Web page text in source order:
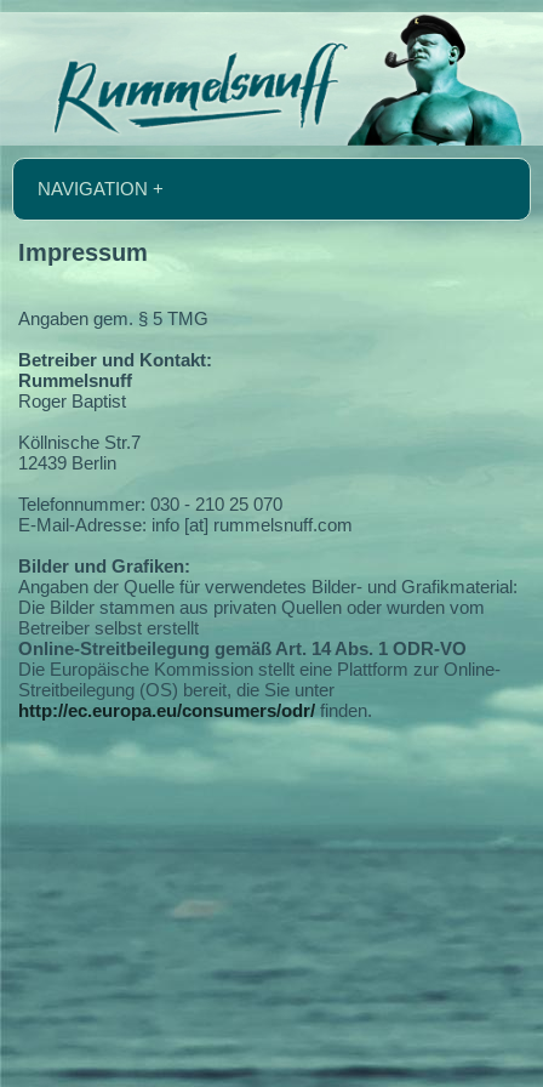
NAVIGATION +
Impressum
Angaben gem. § 5 TMG
Betreiber und Kontakt:
Rummelsnuff
Roger Baptist
Köllnische Str.7
12439 Berlin
Telefonnummer: 030 - 210 25 070
E-Mail-Adresse: info [at] rummelsnuff.com
Bilder und Grafiken:
Angaben der Quelle für verwendetes Bilder- und Grafikmaterial:
Die Bilder stammen aus privaten Quellen oder wurden vom
Betreiber selbst erstellt
Online-Streitbeilegung gemäß Art. 14 Abs. 1 ODR-VO
Die Europäische Kommission stellt eine Plattform zur Online-
Streitbeilegung (OS) bereit, die Sie unter
http://ec.europa.eu/consumers/odr/ finden.